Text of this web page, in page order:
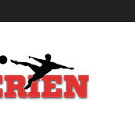
FOOTALGERIEN